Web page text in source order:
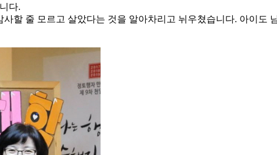
다.
할 줄 모르고 살았다는 것을 알아차리고 뉘우쳤습니다. 아이도